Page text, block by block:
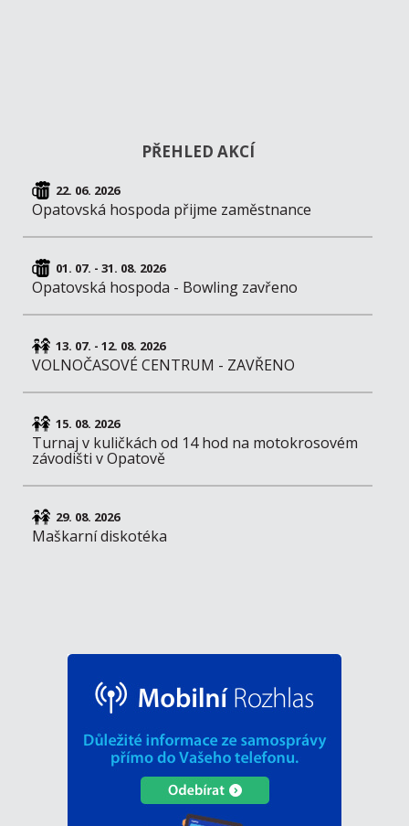
PŘEHLED AKCÍ
22. 06. 2026
Opatovská hospoda přijme zaměstnance
01. 07. - 31. 08. 2026
Opatovská hospoda - Bowling zavřeno
13. 07. - 12. 08. 2026
VOLNOČASOVÉ CENTRUM - ZAVŘENO
15. 08. 2026
Turnaj v kuličkách od 14 hod na motokrosovém
závodišti v Opatově
29. 08. 2026
Maškarní diskotéka